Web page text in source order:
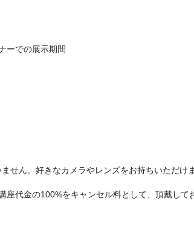
ーでの展示期間
せん。好きなカメラやレンズをお持ちいただけま
座代金の100%をキャンセル料として、頂戴して